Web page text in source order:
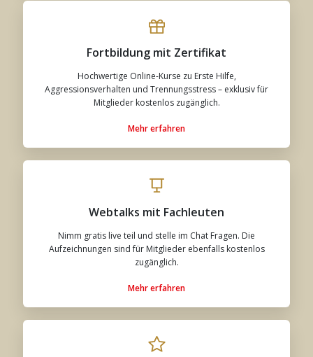
Fortbildung mit Zertifikat
Hochwertige Online-Kurse zu Erste Hilfe,
Aggressionsverhalten und Trennungsstress – exklusiv für
Mitglieder kostenlos zugänglich.
Mehr erfahren
Webtalks mit Fachleuten
Nimm gratis live teil und stelle im Chat Fragen. Die
Aufzeichnungen sind für Mitglieder ebenfalls kostenlos
zugänglich.
Mehr erfahren